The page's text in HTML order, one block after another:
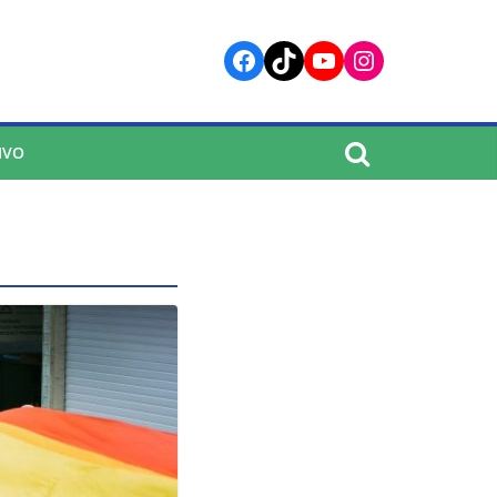
Facebook
TikTokYouTube
Instagram